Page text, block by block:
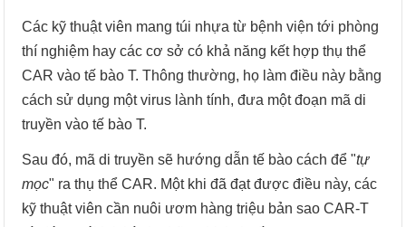
Các kỹ thuật viên mang túi nhựa từ bệnh viện tới phòng
thí nghiệm hay các cơ sở có khả năng kết hợp thụ thể
CAR vào tế bào T. Thông thường, họ làm điều này bằng
cách sử dụng một virus lành tính, đưa một đoạn mã di
truyền vào tế bào T.
Sau đó, mã di truyền sẽ hướng dẫn tế bào cách để "tự
mọc" ra thụ thể CAR. Một khi đã đạt được điều này, các
kỹ thuật viên cần nuôi ươm hàng triệu bản sao CAR-T